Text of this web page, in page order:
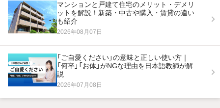
マンションと戸建て住宅のメリット・デメリ
ットを解説！新築・中古や購入・賃貸の違い
も紹介
2026年08月07日
「ご自愛ください」の意味と正しい使い方｜
「何卒」「お体」がNGな理由を日本語教師が解
説
2026年07月08日